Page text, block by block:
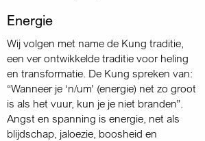
Energie
Wij volgen met name de Kung traditie,
een ver ontwikkelde traditie voor heling
en transformatie. De Kung spreken van:
“Wanneer je ‘n/um’ (energie) net zo groot
is als het vuur, kun je je niet branden”.
Angst en spanning is energie, net als
blijdschap, jaloezie, boosheid en